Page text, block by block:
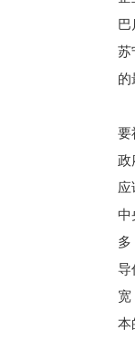
苏
的
要
政
应
中
多
导
宽
本